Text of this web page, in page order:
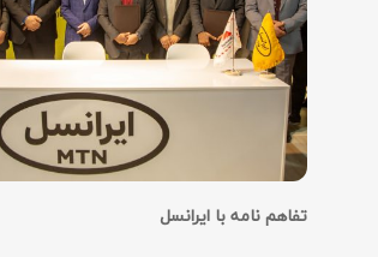
تفاهم نامه با ایرانسل